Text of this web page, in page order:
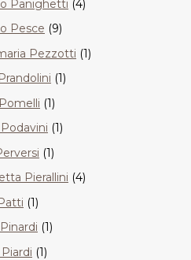
Panighetti (4)
Pesce (9)
Pezzotti (1)
(1)
(1)
(1)
(1)
Pierallini (4)
(1)
(1)
(1)